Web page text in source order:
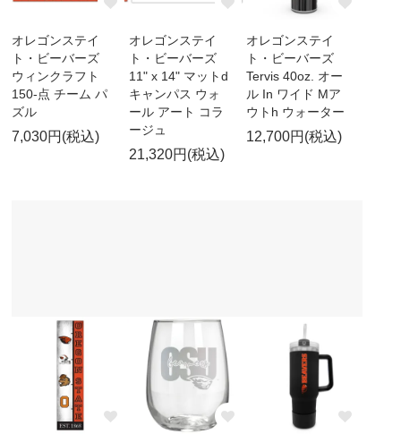
オレゴンステイ
ト・ビーバーズ
ウィンクラフト
150-点 チーム パ
ズル
7,030円(税込)
オレゴンステイ
ト・ビーバーズ
11" x 14" マットd
キャンパス ウォ
ール アート コラ
ージュ
21,320円(税込)
オレゴンステイ
ト・ビーバーズ
Tervis 40oz. オー
ル In ワイド Mア
ウトh ウォーター
12,700円(税込)